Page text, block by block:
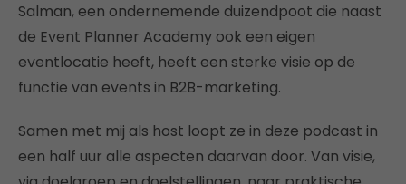
Salman, een ondernemende duizendpoot die naast
de Event Planner Academy ook een eigen
eventlocatie heeft, heeft een sterke visie op de
functie van events in B2B-marketing.
Samen met mij als host loopt ze in deze podcast in
een half uur alle aspecten daarvan door. Van visie,